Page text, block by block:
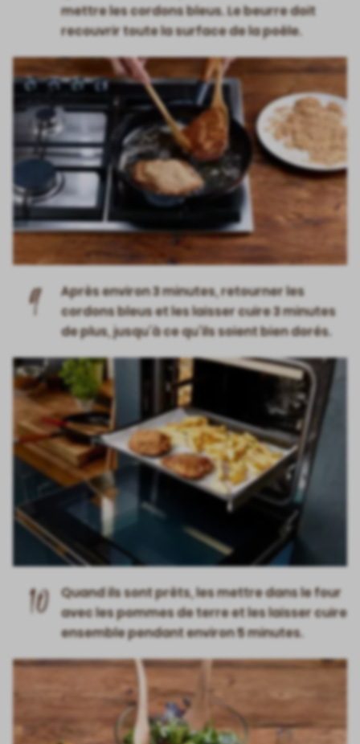
mettre les cordons bleus. Le beurre doit
recouvrir toute la surface de la poêle.
9
Après environ 3 minutes, retourner les
cordons bleus et les laisser cuire 3 minutes
de plus, jusqu’à ce qu’ils soient bien dorés.
10
Quand ils sont prêts, les mettre dans le four
avec les pommes de terre et les laisser cuire
ensemble pendant environ 5 minutes.